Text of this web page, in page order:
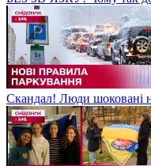
Скандал! Люди шоковані